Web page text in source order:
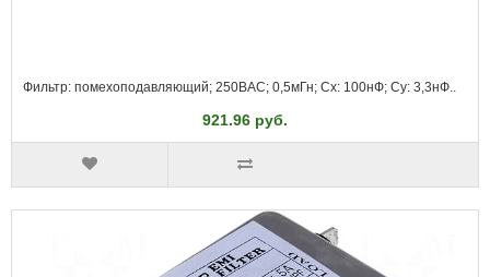
Фильтр: помехоподавляющий; 250ВAC; 0,5мГн; Cx: 100нФ; Cy: 3,3нФ..
921.96 руб.